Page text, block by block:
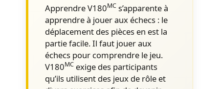
Ancrage de la notion de récompense
Pourquoi est-ce si difficile de changer
les (mauvaises) habitudes
Quels sont les motivateurs clés pour
déclencher le changement
Apprendre V180MCs’apparente à
apprendre à jouer aux échecs : le
déplacement des pièces en est la
partie facile. Il faut jouer aux
échecs pour comprendre le jeu.
V180MC exige des participants
qu’ils utilisent des jeux de rôle et